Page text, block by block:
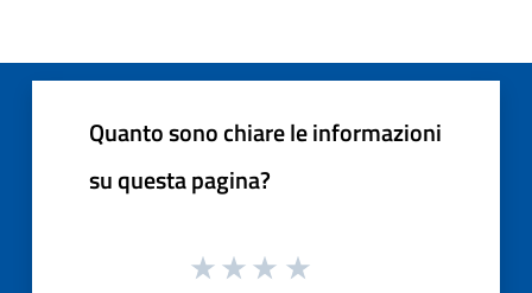
Quanto sono chiare le informazioni
su questa pagina?